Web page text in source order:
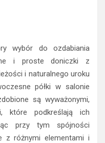
wybór do ozdabiania
i proste doniczki z
i naturalnego uroku
półki w salonie
są wyważonymi,
które podkreślają ich
przy tym spójności
z różnymi elementami i